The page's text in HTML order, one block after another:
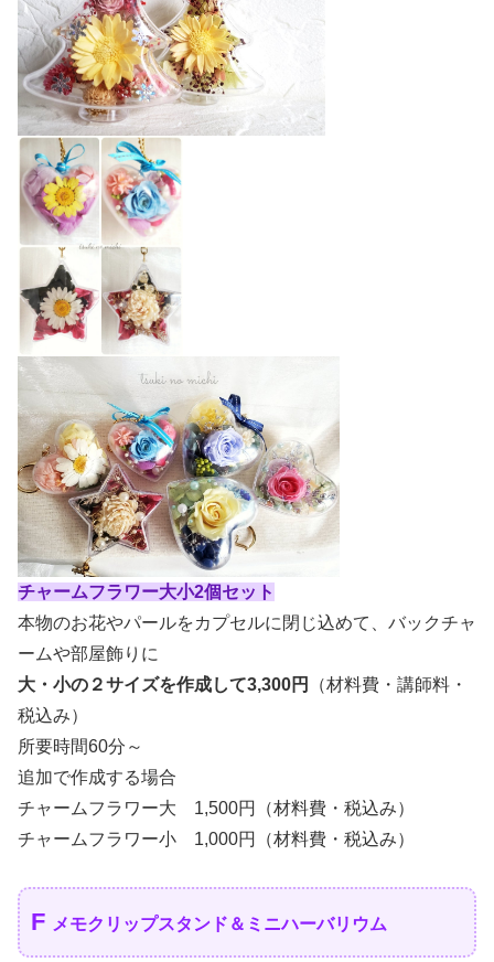
チャームフラワー大小2個セット
本物のお花やパールをカプセルに閉じ込めて、バックチャ
ームや部屋飾りに
大・小の２サイズを作成して3,300円
（材料費・講師料・
税込み）
所要時間60分～
追加で作成する場合
チャームフラワー大 1,500円（材料費・税込み）
チャームフラワー小 1,000円（材料費・税込み）
F メモクリップスタンド＆ミニハーバリウム